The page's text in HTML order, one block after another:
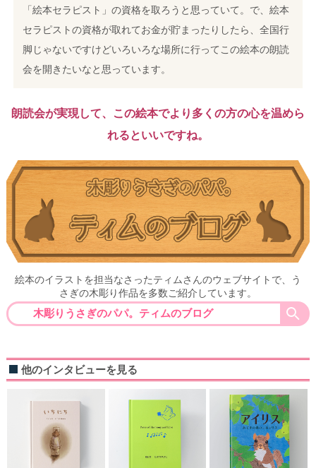
「絵本セラピスト」の資格を取ろうと思っていて。で、絵本
セラピストの資格が取れてお金が貯まったりしたら、全国行
脚じゃないですけどいろいろな場所に行ってこの絵本の朗読
会を開きたいなと思っています。
朗読会が実現して、この絵本でより多くの方の心を温めら
れるといいですね。
絵本のイラストを担当なさったティムさんのウェブサイトで、う
さぎの木彫り作品を多数ご紹介しています。
木彫りうさぎのパパ。ティムのブログ
他のインタビューを見る